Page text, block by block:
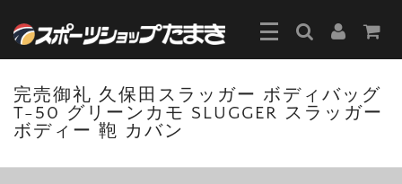
完売御礼 久保田スラッガー ボディバッグ
T-50 グリーンカモ SLUGGER スラッガー
ボディー 鞄 カバン